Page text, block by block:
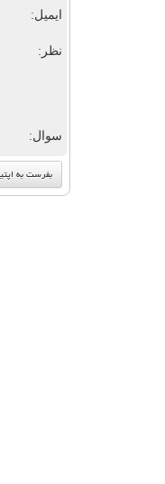
ایمیل:
نظر:
سوال: